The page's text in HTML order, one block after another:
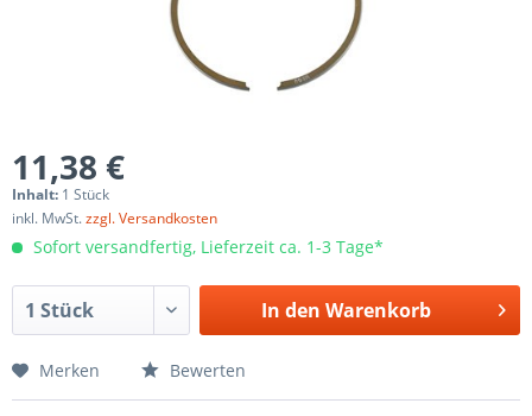
11,38 €
Inhalt: 1 Stück
inkl. MwSt.zzgl. Versandkosten
Sofort versandfertig, Lieferzeit ca. 1-3 Tage*
In den Warenkorb
Merken Bewerten